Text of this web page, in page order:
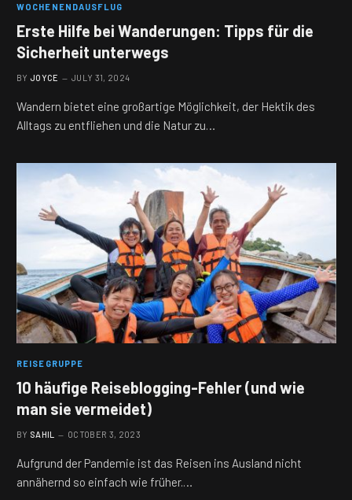
WOCHENENDAUSFLUG
Erste Hilfe bei Wanderungen: Tipps für die
Sicherheit unterwegs
BY JOYCE JULY 31, 2024
Wandern bietet eine großartige Möglichkeit, der Hektik des
Alltags zu entfliehen und die Natur zu…
REISEGRUPPE
10 häufige Reiseblogging-Fehler (und wie
man sie vermeidet)
BY SAHIL OCTOBER 3, 2023
Aufgrund der Pandemie ist das Reisen ins Ausland nicht
annähernd so einfach wie früher.…